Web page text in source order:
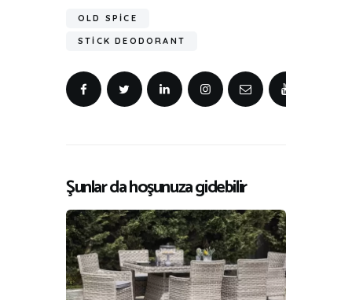
OLD SPICE
STICK DEODORANT
Şunlar da hoşunuza gidebilir